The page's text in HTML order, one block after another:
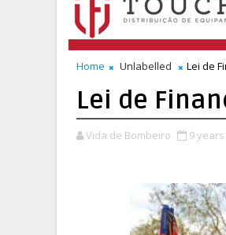
Home Unlabelled Lei de
Lei de
Vida de Bombeiro 9